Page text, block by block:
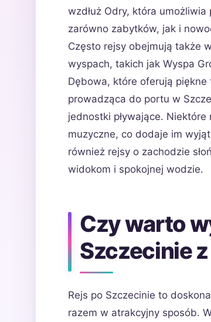
wzdłuż Odry, która umożliwia
zarówno zabytków, jak i
Często rejsy obejmują także
wyspach, takich jak Wyspa
Dębowa, które oferują
prowadząca do portu w
jednostki pływające.
muzyczne, co dodaje im
również rejsy o zachodzie
widokom i spokojnej wodzie.
Czy warto
Szczecinie
Rejs po Szczecinie to
razem w atrakcyjny sposób.